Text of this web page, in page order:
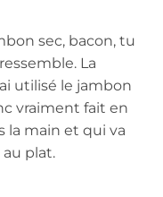
sec, bacon, tu
La
utilisé le jambon
vraiment fait en
la main et qui va
plat.